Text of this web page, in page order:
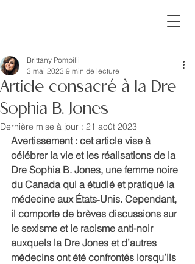
Article consacré à la Dre
Sophia B. Jones
Brittany Pompilii
3 mai 2023 9 min de lecture
Dernière mise à jour : 21 août 2023
Avertissement : cet article vise à
célébrer la vie et les réalisations de la
Dre Sophia B. Jones, une femme noire
du Canada qui a étudié et pratiqué la
médecine aux États‑Unis. Cependant,
il comporte de brèves discussions sur
le sexisme et le racisme anti-noir
auxquels la Dre Jones et d’autres
médecins ont été confrontés lorsqu’ils